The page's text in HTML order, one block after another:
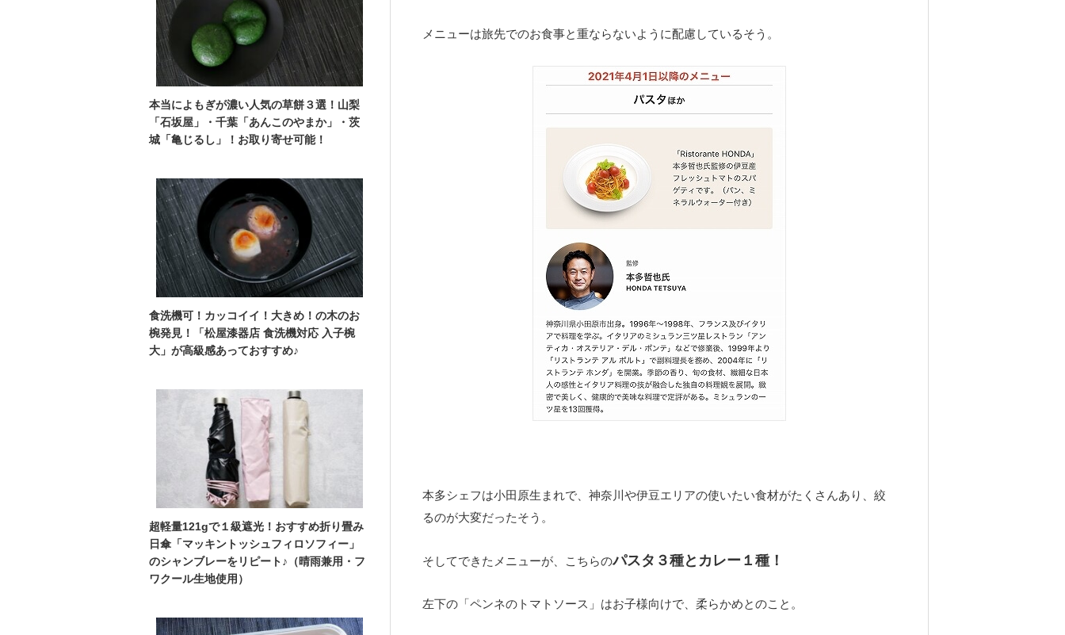
メニューは旅先でのお食事と重ならないように配慮しているそう。
本多シェフは小田原生まれで、神奈川や伊豆エリアの使いたい食材がたくさんあり、絞
るのが大変だったそう。
そしてできたメニューが、こちらのパスタ３種とカレー１種！
左下の「ペンネのトマトソース」はお子様向けで、柔らかめとのこと。
本当によもぎが濃い人気の草餅３選！山梨
「石坂屋」・千葉「あんこのやまか」・茨
城「亀じるし」！お取り寄せ可能！
食洗機可！カッコイイ！大きめ！の木のお
椀発見！「松屋漆器店 食洗機対応 入子椀
大」が高級感あっておすすめ♪
超軽量121gで１級遮光！おすすめ折り畳み
日傘「マッキントッシュフィロソフィー」
のシャンブレーをリピート♪（晴雨兼用・フ
ワクール生地使用）